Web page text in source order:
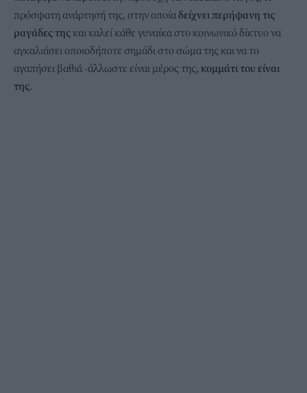
πρόσφατη ανάρτησή της, στην οποίαδείχνει περήφανη τις
ραγάδες της και καλεί κάθε γυναίκα στο κοινωνικό δίκτυο να
αγκαλιάσει οποιοδήποτε σημάδι στο σώμα της και να το
αγαπήσει βαθιά -άλλωστε είναι μέρος της, κομμάτι του είναι
της.